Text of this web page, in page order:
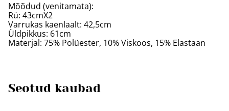
Mõõdud (venitamata):
Rü: 43cmX2
Varrukas kaenlaalt: 42,5cm
Üldpikkus: 61cm
Materjal: 75% Polüester, 10% Viskoos, 15% Elastaan
Seotud kaubad